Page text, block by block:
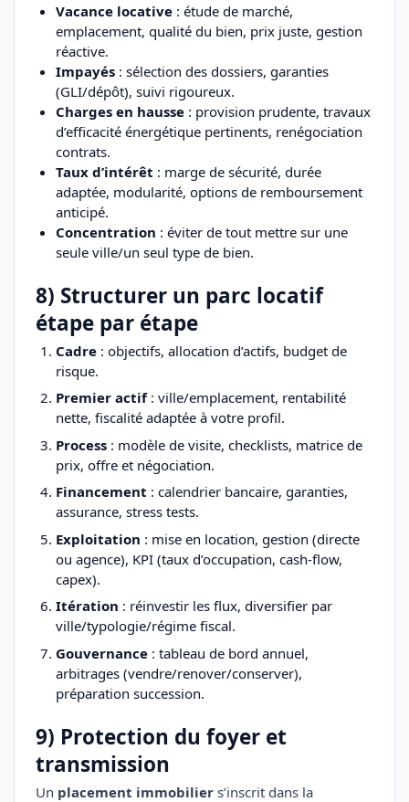
Vacance locative : étude de marché,
emplacement, qualité du bien, prix juste, gestion
réactive.
Impayés : sélection des dossiers, garanties
(GLI/dépôt), suivi rigoureux.
Charges en hausse : provision prudente, travaux
d’efficacité énergétique pertinents, renégociation
contrats.
Taux d’intérêt : marge de sécurité, durée
adaptée, modularité, options de remboursement
anticipé.
Concentration : éviter de tout mettre sur une
seule ville/un seul type de bien.
8) Structurer un parc locatif
étape par étape
Cadre : objectifs, allocation d’actifs, budget de
risque.
Premier actif: ville/emplacement, rentabilité
nette, fiscalité adaptée à votre profil.
Process : modèle de visite, checklists, matrice de
prix, offre et négociation.
Financement : calendrier bancaire, garanties,
assurance, stress tests.
Exploitation : mise en location, gestion (directe
ou agence), KPI (taux d’occupation, cash-flow,
capex).
Itération : réinvestir les flux, diversifier par
ville/typologie/régime fiscal.
Gouvernance : tableau de bord annuel,
arbitrages (vendre/renover/conserver),
préparation succession.
9) Protection du foyer et
transmission
Un placement immobiliers’inscrit dans la